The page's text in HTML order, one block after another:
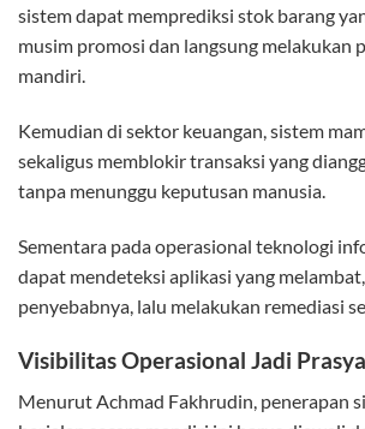
sistem dapat memprediksi stok barang
musim promosi dan langsung melakukan
mandiri.
Kemudian di sektor keuangan, sistem
sekaligus memblokir transaksi yang
tanpa menunggu keputusan manusia.
Sementara pada operasional teknologi
dapat mendeteksi aplikasi yang
penyebabnya, lalu melakukan remediasi
Visibilitas Operasional Jadi
Menurut Achmad Fakhrudin, penerapan